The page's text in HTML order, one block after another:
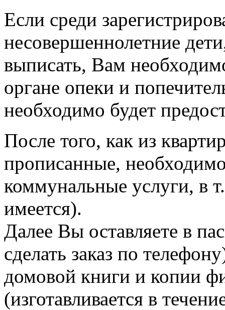
Если среди
несовершеннолетние
выписать, Вам
органе опеки и
необходимо будет
После того, как из
прописанные,
коммунальные услуги, в
имеется).
Далее Вы оставляете в
сделать заказ по
домовой книги и копии
(изготавливается в